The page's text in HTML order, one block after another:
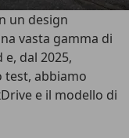
un design
vasta gamma di
dal 2025,
test, abbiamo
e il modello di